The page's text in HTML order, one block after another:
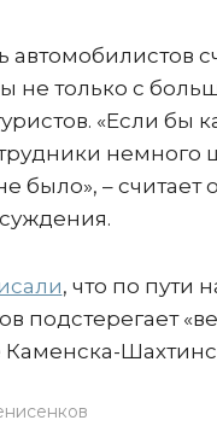
автомобилистов
не только с
«Если бы
немного
было», – считает
, что по пути
подстерегает
Каменска-